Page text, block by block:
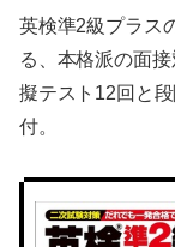
英検準2級プラス
る、本格派の面
擬テスト12回と
付。